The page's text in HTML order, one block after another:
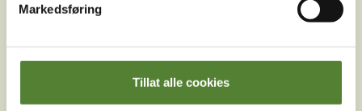
Markedsføring
Tillat alle cookies
LinkedIn